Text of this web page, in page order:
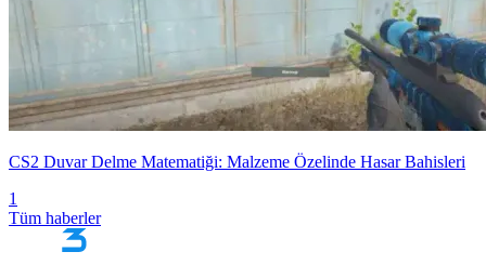
CS2 Duvar Delme Matematiği: Malzeme Özelinde Hasar Bahisleri
1
Tüm haberler